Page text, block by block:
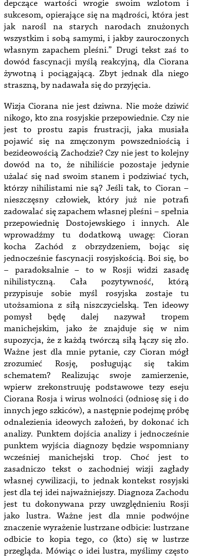
depczące wartości wrogie swoim wzlotom i
sukcesom, opierające się na mądrości, która jest
jak narośl na starych narodach znużonych
wszystkim i sobą samymi, i jakby zauroczonych
własnym zapachem pleśni.” Drugi tekst zaś to
dowód fascynacji myślą reakcyjną, dla Ciorana
żywotną i pociągającą. Zbyt jednak dla niego
straszną, by nadawała się do przyjęcia.
Wizja Ciorana nie jest dziwna. Nie może dziwić
nikogo, kto zna rosyjskie przepowiednie. Czy nie
jest to prostu zapis frustracji, jaka musiała
pojawić się na zmęczonym powszedniością i
bezideowością Zachodzie? Czy nie jest to kolejny
dowód na to, że nihiliście pozostaje jedynie
użalać się nad swoim stanem i podziwiać tych,
którzy nihilistami nie są? Jeśli tak, to Cioran –
nieszczęsny człowiek, który już nie potrafi
zadowalać się zapachem własnej pleśni – spełnia
przepowiednię Dostojewskiego i innych. Ale
wprowadźmy tu dodatkową uwagę: Cioran
kocha Zachód z obrzydzeniem, bojąc się
jednocześnie fascynacji rosyjskością. Boi się, bo
– paradoksalnie – to w Rosji widzi zasadę
nihilistyczną. Cała pozytywność, którą
przypisuje sobie myśl rosyjska zostaje tu
utożsamiona z siłą niszczycielską. Ten ideowy
pomysł będę dalej nazywał tropem
manichejskim, jako że znajduje się w nim
supozycja, że z każdą twórczą siłą łączy się zło.
Ważne jest dla mnie pytanie, czy Cioran mógł
zrozumieć Rosję, posługując się takim
schematem? Realizując swoje zamierzenie,
wpierw zrekonstruuję podstawowe tezy eseju
Ciorana Rosja i wirus wolności (odniosę się i do
innych jego szkiców), a następnie podejmę próbę
odnalezienia ideowych założeń, by dokonać ich
analizy. Punktem dojścia analizy i jednocześnie
punktem wyjścia diagnozy będzie wspomniany
wcześniej manichejski trop. Choć jest to
zasadniczo tekst o zachodniej wizji zagłady
własnej cywilizacji, to jednak kontekst rosyjski
jest dla tej idei najważniejszy. Diagnoza Zachodu
jest tu dokonywana przy uwzględnieniu Rosji
jako lustra. Ważne jest dla mnie podwójne
znaczenie wyrażenie lustrzane odbicie: lustrzane
odbicie to kopia tego, co (kto) się w lustrze
przegląda. Mówiąc o idei lustra, myślimy często